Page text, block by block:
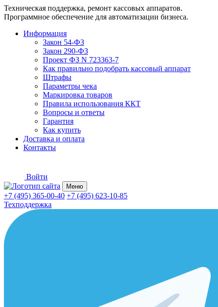
Техническая поддержка, ремонт кассовых аппаратов.
Программное обеспечение для автоматизации бизнеса.
Информация
Закон 54-ФЗ
Закон 290-ФЗ
Проект ФЗ N 723363-7
Как правильно подобрать кассовый аппарат
Штрафы
Параметры чека
Маркировка товаров
Правила использования ККТ
Вопросы и ответы
Гарантия
Как купить
Доставка и оплата
Контакты
Войти
Меню
+7 (495) 365-00-40 +7 (495) 623-10-85
Техподдержка